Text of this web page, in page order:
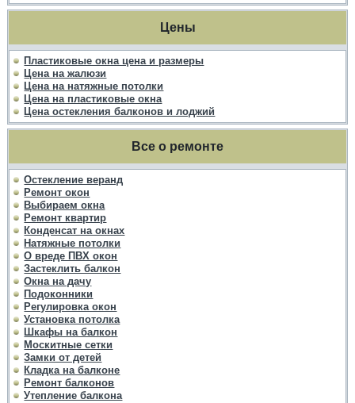
Цены
Пластиковые окна цена и размеры
Цена на жалюзи
Цена на натяжные потолки
Цена на пластиковые окна
Цена остекления балконов и лоджий
Все о ремонте
Остекление веранд
Ремонт окон
Выбираем окна
Ремонт квартир
Конденсат на окнах
Натяжные потолки
О вреде ПВХ окон
Застеклить балкон
Окна на дачу
Подоконники
Регулировка окон
Установка потолка
Шкафы на балкон
Москитные сетки
Замки от детей
Кладка на балконе
Ремонт балконов
Утепление балкона